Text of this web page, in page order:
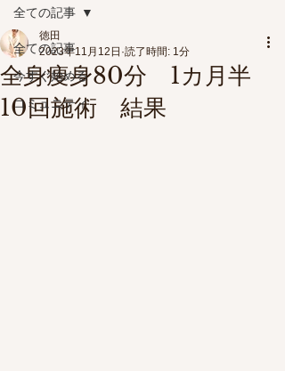
全ての記事
今すぐ始める
コミュニティ
全ての記事
全身痩身80分 1カ月半
10回施術 結果
徳田
2023年11月12日 読了時間: 1分